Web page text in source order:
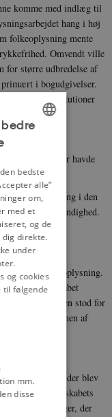
komme med indlæg til
hang i høj
folkeoplysning mente
Omvendt ville
for større udbredelse af
i bogudgivelser.
og givet til institutioner
Herudover havde
generalforsamling i den
øverste myndighed.
selskabets
om
for folkeoplysning.
repræsentantskabet
Skriftkomiteen stod for
for redaktionen af
Folkeblad
, der blev
kunne selskabets
de beslutninger, der
DANISH
bedste
alle”
om,
med et
og de
direkte.
under
og cookies
til følgende
mm.
disse